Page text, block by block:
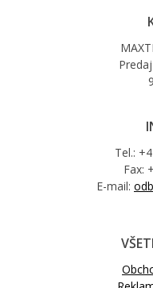
Tel.:
Fax:
E-mail: